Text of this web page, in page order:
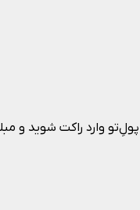
وارد راکت شوید و